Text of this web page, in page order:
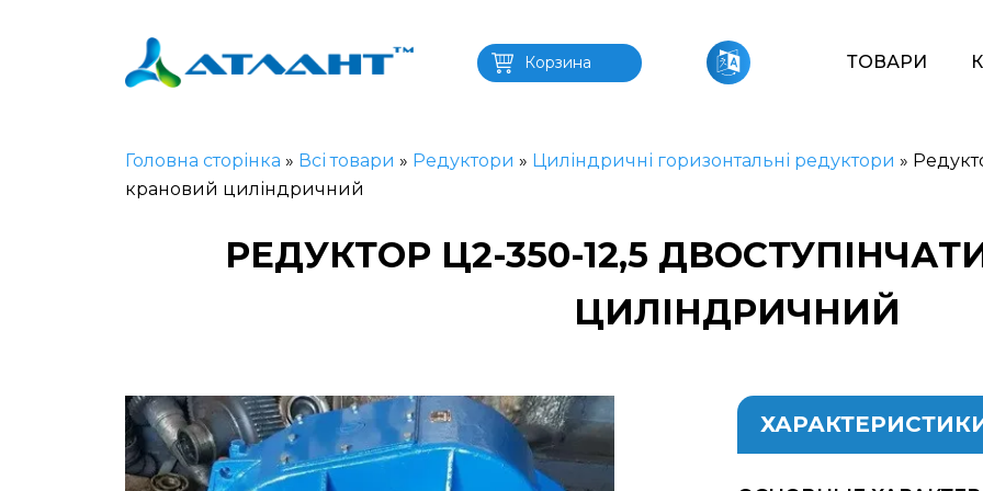
Корзина ТОВАРИ
Головна сторінка » Всі товари » Редуктори » Циліндричні горизонтальні редуктори »
крановий циліндричний
РЕДУКТОР Ц2-350-12,5
ЦИЛІНДРИЧНИЙ